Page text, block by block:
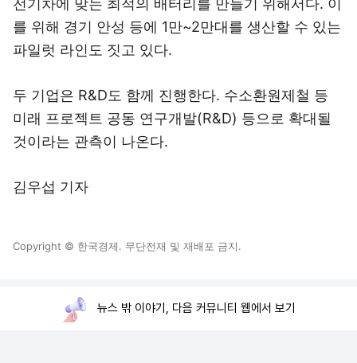
전기차에 맞는 최적의 배터리를 만들기 위해서다. 이
를 위해 경기 안성 등에 1만~2만대를 생산할 수 있는
파일럿 라인도 짓고 있다.
두 기업은 R&D도 함께 진행한다. 수소환원제철 등
미래 프로젝트 공동 연구개발(R&D) 등으로 확대될
것이라는 관측이 나온다.
김우섭 기자
Copyright © 한국경제. 무단전재 및 재배포 금지.
뉴스 밖 이야기, 다음 커뮤니티 웹에서 보기